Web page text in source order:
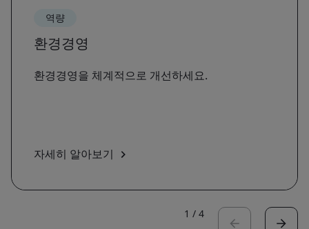
역량
환경경영
환경경영을 체계적으로 개선하세요.
자세히 알아보기
1 / 4